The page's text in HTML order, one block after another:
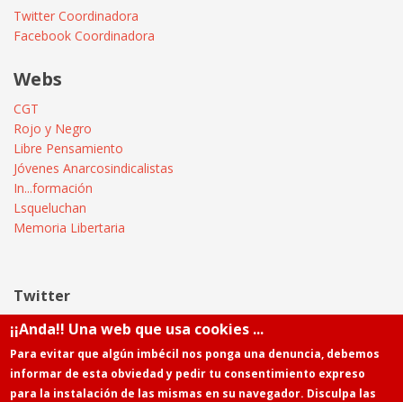
Twitter Coordinadora
Facebook Coordinadora
Webs
CGT
Rojo y Negro
Libre Pensamiento
Jóvenes Anarcosindicalistas
In...formación
Lsqueluchan
Memoria Libertaria
Twitter
Tweets by @Informatica_CGT
¡¡Anda!! Una web que usa cookies ...
Para evitar que algún imbécil nos ponga una denuncia, debemos
informar de esta obviedad y pedir tu consentimiento expreso
para la instalación de las mismas en su navegador. Disculpa las